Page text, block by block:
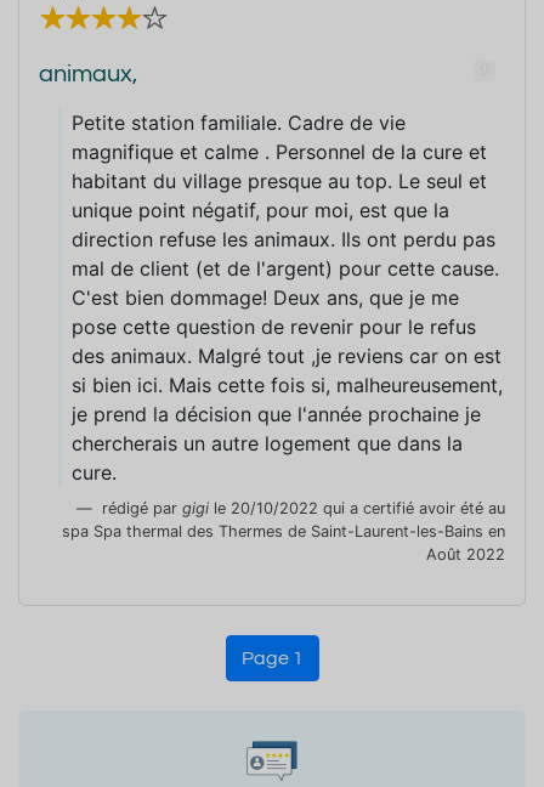
animaux,
Petite station familiale. Cadre de vie
magnifique et calme . Personnel de la cure et
habitant du village presque au top. Le seul et
unique point négatif, pour moi, est que la
direction refuse les animaux. Ils ont perdu pas
mal de client (et de l'argent) pour cette cause.
C'est bien dommage! Deux ans, que je me
pose cette question de revenir pour le refus
des animaux. Malgré tout ,je reviens car on est
si bien ici. Mais cette fois si, malheureusement,
je prend la décision que l'année prochaine je
chercherais un autre logement que dans la
cure.
rédigé par gigi le 20/10/2022 qui a certifié avoir été au
spa Spa thermal des Thermes de Saint-Laurent-les-Bains en
Août 2022
Page 1